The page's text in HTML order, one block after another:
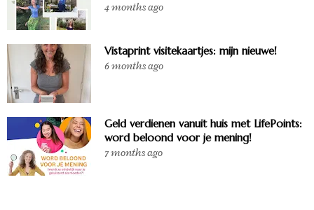
4 months ago
Vistaprint visitekaartjes: mijn nieuwe!
6 months ago
Geld verdienen vanuit huis met LifePoints:
word beloond voor je mening!
7 months ago